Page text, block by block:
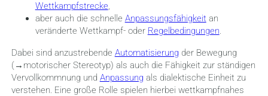
Wettkampfstrecke,
aber auch die schnelle Anpassungsfähigkeitan
veränderte Wettkampf- oder Regelbedingungen.
Dabei sind anzustrebende Automatisierung der Bewegung
(→motorischer Stereotyp) als auch die Fähigkeit zur ständigen
Vervollkommnung und Anpassung als dialektische Einheit zu
verstehen. Eine große Rolle spielen hierbei wettkampfnahes